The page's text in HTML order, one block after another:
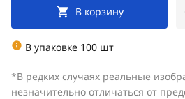
В корзину
В упаковке 100 шт
*В редких случаях реальные
незначительно отличаться от